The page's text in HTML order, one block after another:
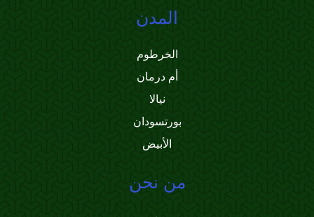
المدن
الخرطوم
أم درمان
نيالا
بورتسودان
الأبيض
من نحن